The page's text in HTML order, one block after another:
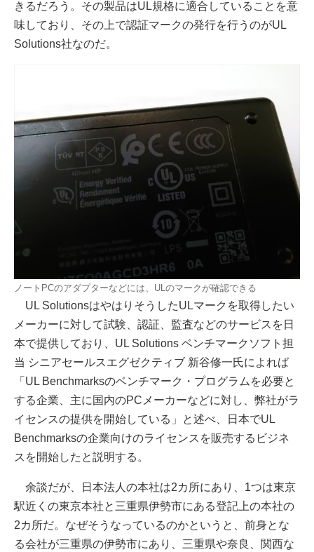
きるだろう。その製品はUL規格に適合していることを意
味しており、その上で認証マークの発行を行うのがUL
Solutions社なのだ。
ノートPCのアダプターなどには、ULのマークが確認できる
UL SolutionsはやはりそうしたULマークを取得したい
メーカーに対して試験、認証、監査などのサービスを日
本で提供しており、UL Solutions ベンチマークソフト担
当 シニアセールスエグゼクティブ 新谷修一氏によれば
「UL Benchmarksのベンチマーク・プログラムを必要と
する企業、主に国内のPCメーカーなどに対し、弊社がラ
イセンスの提供を開始している」と述べ、日本でUL
Benchmarksの企業向けのライセンスを販売するビジネ
スを開始したと説明する。
余談だが、日本法人の本社は2カ所にあり、1つは東京
駅近くの東京本社と三重県伊勢市にある登記上の本社の
2カ所だ。なぜそうなっているのかというと、前身とな
る会社が三重県の伊勢市にあり、三重県や奈良、関西な